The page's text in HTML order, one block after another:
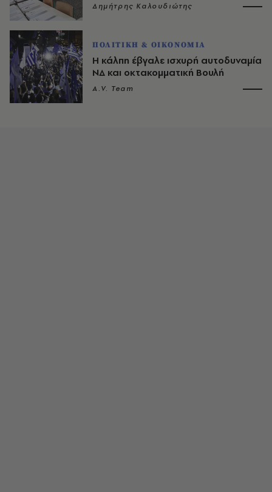
Δημήτρης Καλουδιώτης
ΠΟΛΙΤΙΚΗ & ΟΙΚΟΝΟΜΙΑ
Η κάλπη έβγαλε ισχυρή αυτοδυναμία
ΝΔ και οκτακομματική Βουλή
A.V. Team